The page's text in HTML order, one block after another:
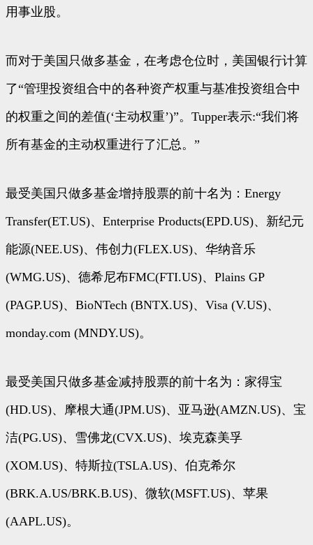
用事业股。
而对于美国只做多基金，在考虑仓位时，美国银行计算
了“管理投资组合中的各种资产权重与基准投资组合中
的权重之间的差值(‘主动权重’)”。Tupper表示:“我们将
所有基金的主动权重进行了汇总。”
最受美国只做多基金增持股票的前十名为：Energy
Transfer(ET.US)、Enterprise Products(EPD.US)、新纪元
能源(NEE.US)、伟创力(FLEX.US)、华纳音乐
(WMG.US)、德希尼布FMC(FTI.US)、Plains GP
(PAGP.US)、BioNTech (BNTX.US)、Visa (V.US)、
monday.com (MNDY.US)。
最受美国只做多基金减持股票的前十名为：家得宝
(HD.US)、摩根大通(JPM.US)、亚马逊(AMZN.US)、宝
洁(PG.US)、雪佛龙(CVX.US)、埃克森美孚
(XOM.US)、特斯拉(TSLA.US)、伯克希尔
(BRK.A.US/BRK.B.US)、微软(MSFT.US)、苹果
(AAPL.US)。